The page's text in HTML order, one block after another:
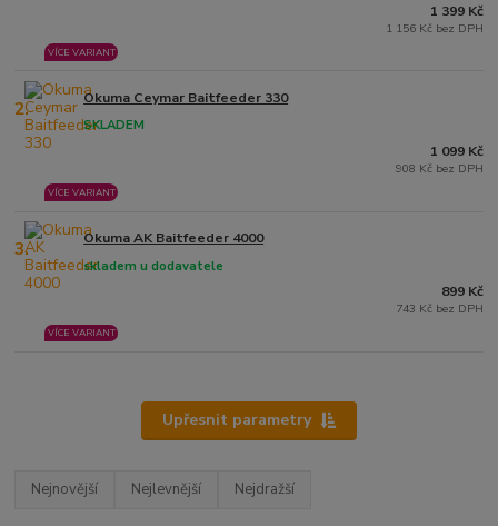
VÍCE VARIANT
1 399 Kč
1 156 Kč bez DPH
2. Okuma Ceymar Baitfeeder 330
SKLADEM
VÍCE VARIANT
1 099 Kč
908 Kč bez DPH
3. Okuma AK Baitfeeder 4000
skladem u dodavatele
VÍCE VARIANT
899 Kč
743 Kč bez DPH
Upřesnit parametry
Nejnovější Nejlevnější Nejdražší